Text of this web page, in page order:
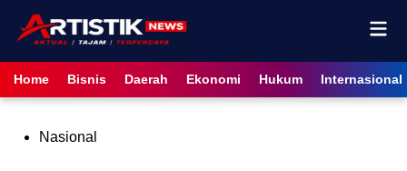
content
Home Bisnis Daerah Ekonomi Hukum Internasional
PostedNasional